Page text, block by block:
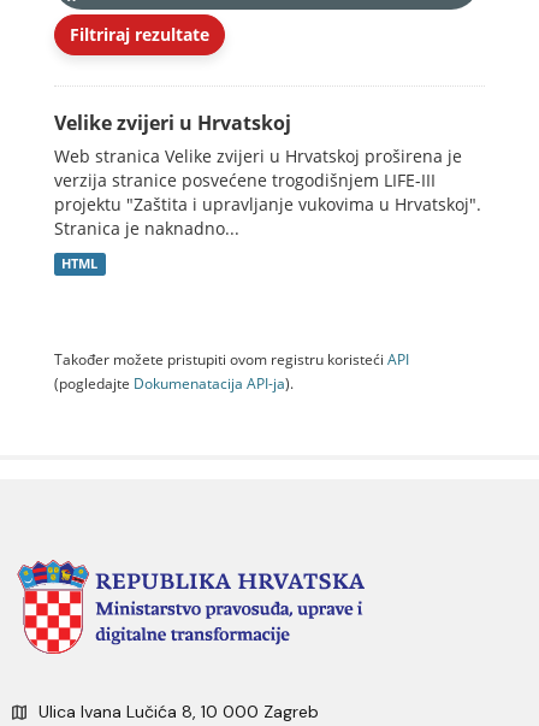
Filtriraj rezultate
Velike zvijeri u Hrvatskoj
Web stranica Velike zvijeri u Hrvatskoj proširena je
verzija stranice posvećene trogodišnjem LIFE-III
projektu "Zaštita i upravljanje vukovima u Hrvatskoj".
Stranica je naknadno...
HTML
Također možete pristupiti ovom registru koristeći API
(pogledajte Dokumenаtаcijа API-jа).